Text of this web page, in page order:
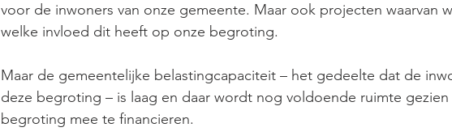
voor de inwoners van onze gemeente. Maar ook projecten waarvan
welke invloed dit heeft op onze begroting.
Maar de gemeentelijke belastingcapaciteit – het gedeelte dat de
deze begroting – is laag en daar wordt nog voldoende ruimte
begroting mee te financieren.